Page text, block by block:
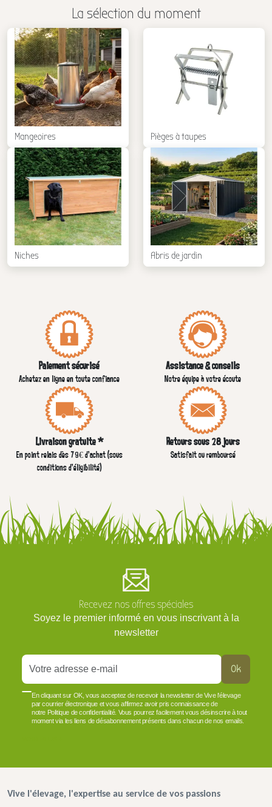
La sélection du moment
Mangeoires Pièges à taupes
Niches Abris de jardin
Paiement sécurisé
Achetez en ligne en toute confiance
Assistance & conseils
Notre équipe à votre écoute
Livraison gratuite *
En point relais dès 79€ d’achat (sous
conditions d'éligibilité)
Retours sous 28 jours
Satisfait ou remboursé
Recevez nos offres spéciales
Soyez le premier informé en vous inscrivant à la
newsletter
Ok
En cliquant sur OK, vous acceptez de recevoir la newsletter de Vive l'élevage
par courrier électronique et vous affirmez avoir pris connaissance de
notre Politique de confidentialité. Vous pourrez facilement vous désinscrire à tout
moment via les liens de désabonnement présents dans chacun de nos emails.
Vive l'élevage, l'expertise au service de vos passions